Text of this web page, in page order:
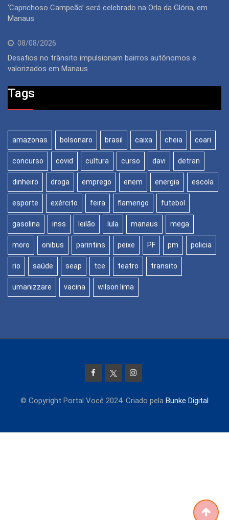
‘Caprichoso Campeão’ será celebrado na Orla da Glória, em
Manaus
08/08/2026
Desafios no trânsito impulsionam bairros autônomos e
valorizados em Manaus
Tags
amazonas bolsonaro brasil caixa cheia coari
concurso covid cultura curso davi detran
dinheiro droga emprego enem energia escola
esporte exército feira flamengo futebol
gasolina inss leilão lula manaus mega
moro onibus parintins peixe PF pm policia
rio saúde seap tce teatro transito
umanizzare vacina wilson lima
© Copyright Portal Você 2024. Criado pela Bunke Digital